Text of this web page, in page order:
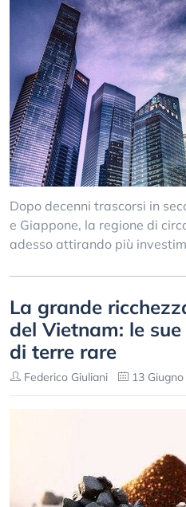
Dopo decenni trascorsi in
e Giappone, la regione di
adesso attirando più
La grande
del Vietnam: le
di terre rare
Federico Giuliani 13